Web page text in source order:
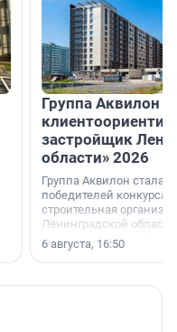
Группа Аквилон
застройщик
области» 2026
Группа Аквилон стала
победителей конкурса
строительная
Ленинградской области
номинации «Самый
застройщик
области».
6 августа, 16:50